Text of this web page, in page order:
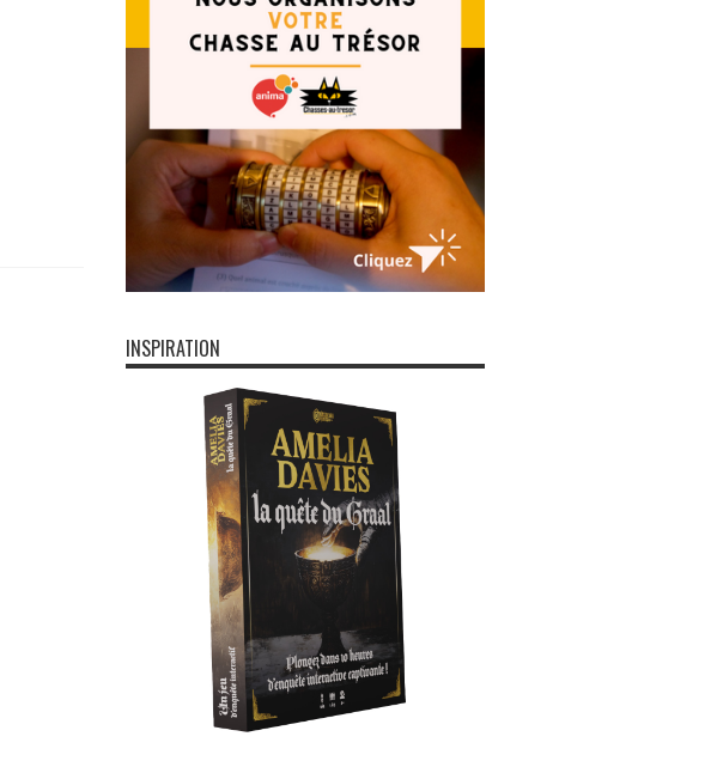
INSPIRATION